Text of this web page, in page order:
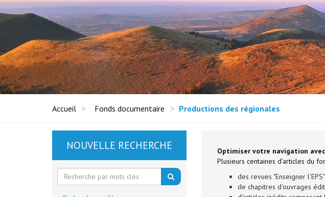
Accueil Fonds documentaire Productions des régionales
Optimiser votre navigation avec
Plusieurs centaines d’articles du
des revues "Enseigner
de chapitres d'ouvrages
NOUVELLE RECHERCHE